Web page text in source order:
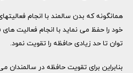
همانگونه که بدن سالمند با انجام
خود را حفظ می نماید با انجام فعالیت
توان تا حد زیادی حافظه را تقویت نمود.
بنابراین برای تقویت حافظه در سالمندان